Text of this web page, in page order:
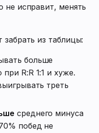
не исправит, менять
из таблицы:
больше
R:R 1:1 и хуже.
треть
среднего минуса
побед не